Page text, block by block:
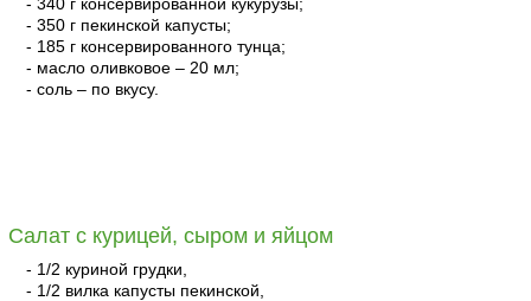
- 350 г пекинской капусты;
- 185 г консервированного тунца;
- масло оливковое – 20 мл;
- соль – по вкусу.
Салат с курицей, сыром и яйцом
- 1/2 куриной грудки,
- 1/2 вилка капусты пекинской,